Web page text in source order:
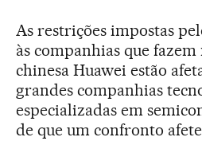
As restrições impostas
às companhias que
chinesa Huawei estão
grandes companhias
especializadas em
de que um confronto